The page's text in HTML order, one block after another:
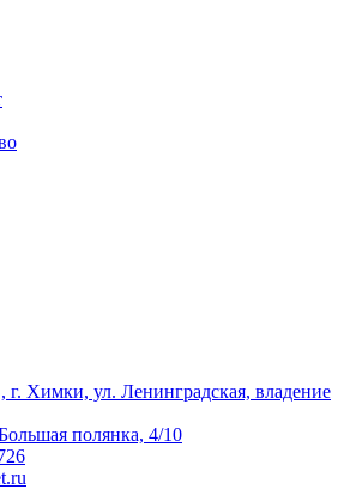
Химки, ул. Ленинградская, владение
полянка, 4/10